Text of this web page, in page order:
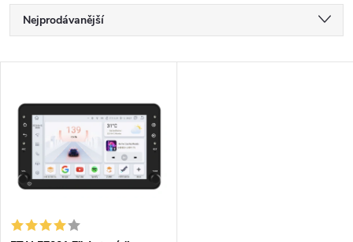
Ř
a
z
e
n
í
Nejprodávanější
Abecedně
ý
p